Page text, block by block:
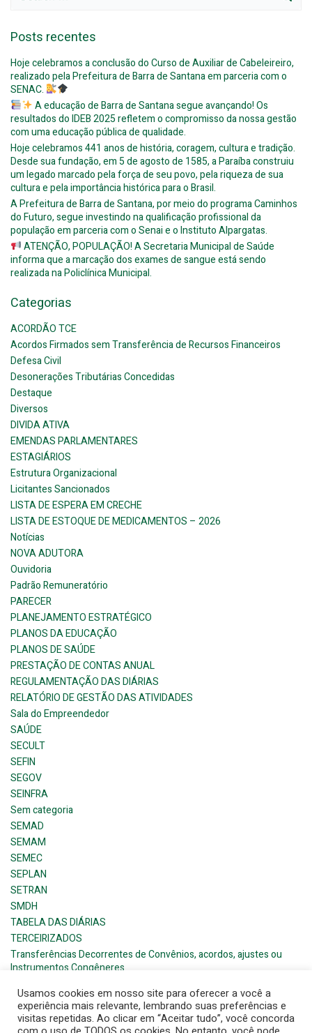
Posts recentes
Hoje celebramos a conclusão do Curso de Auxiliar de Cabeleireiro,
realizado pela Prefeitura de Barra de Santana em parceria com o
SENAC.
A educação de Barra de Santana segue avançando! Os
resultados do IDEB 2025 refletem o compromisso da nossa gestão
com uma educação pública de qualidade.
Hoje celebramos 441 anos de história, coragem, cultura e tradição.
Desde sua fundação, em 5 de agosto de 1585, a Paraíba construiu
um legado marcado pela força de seu povo, pela riqueza de sua
cultura e pela importância histórica para o Brasil.
A Prefeitura de Barra de Santana, por meio do programa Caminhos
do Futuro, segue investindo na qualificação profissional da
população em parceria com o Senai e o Instituto Alpargatas.
ATENÇÃO, POPULAÇÃO! A Secretaria Municipal de Saúde
informa que a marcação dos exames de sangue está sendo
realizada na Policlínica Municipal.
Categorias
ACORDÃO TCE
Acordos Firmados sem Transferência de Recursos Financeiros
Defesa Civil
Desonerações Tributárias Concedidas
Destaque
Diversos
DIVIDA ATIVA
EMENDAS PARLAMENTARES
ESTAGIÁRIOS
Estrutura Organizacional
Licitantes Sancionados
LISTA DE ESPERA EM CRECHE
LISTA DE ESTOQUE DE MEDICAMENTOS – 2026
Notícias
NOVA ADUTORA
Ouvidoria
Padrão Remuneratório
PARECER
PLANEJAMENTO ESTRATÉGICO
PLANOS DA EDUCAÇÃO
PLANOS DE SAÚDE
PRESTAÇÃO DE CONTAS ANUAL
REGULAMENTAÇÃO DAS DIÁRIAS
RELATÓRIO DE GESTÃO DAS ATIVIDADES
Sala do Empreendedor
SAÚDE
SECULT
SEFIN
SEGOV
SEINFRA
Sem categoria
SEMAD
SEMAM
SEMEC
SEPLAN
SETRAN
SMDH
TABELA DAS DIÁRIAS
TERCEIRIZADOS
Transferências Decorrentes de Convênios, acordos, ajustes ou
Instrumentos Congêneres
Usamos cookies em nosso site para oferecer a você a
experiência mais relevante, lembrando suas preferências e
visitas repetidas. Ao clicar em “Aceitar tudo”, você concorda